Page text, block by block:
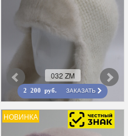
032 ZM
2 200 руб. ЗАКАЗАТЬ
НОВИНКА